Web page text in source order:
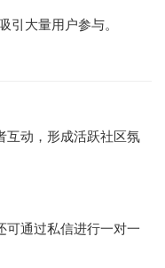
引大量用户参与。
互动，形成活跃社区氛
可通过私信进行一对一